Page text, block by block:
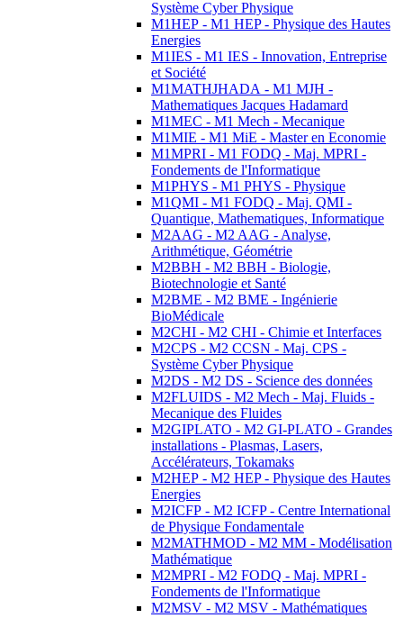
Système Cyber Physique
M1HEP - M1 HEP - Physique des Hautes
Energies
M1IES - M1 IES - Innovation, Entreprise
et Société
M1MATHJHADA - M1 MJH -
Mathematiques Jacques Hadamard
M1MEC - M1 Mech - Mecanique
M1MIE - M1 MiE - Master en Economie
M1MPRI - M1 FODQ - Maj. MPRI -
Fondements de l'Informatique
M1PHYS - M1 PHYS - Physique
M1QMI - M1 FODQ - Maj. QMI -
Quantique, Mathematiques, Informatique
M2AAG - M2 AAG - Analyse,
Arithmétique, Géométrie
M2BBH - M2 BBH - Biologie,
Biotechnologie et Santé
M2BME - M2 BME - Ingénierie
BioMédicale
M2CHI - M2 CHI - Chimie et Interfaces
M2CPS - M2 CCSN - Maj. CPS -
Système Cyber Physique
M2DS - M2 DS - Science des données
M2FLUIDS - M2 Mech - Maj. Fluids -
Mecanique des Fluides
M2GIPLATO - M2 GI-PLATO - Grandes
installations - Plasmas, Lasers,
Accélérateurs, Tokamaks
M2HEP - M2 HEP - Physique des Hautes
Energies
M2ICFP - M2 ICFP - Centre International
de Physique Fondamentale
M2MATHMOD - M2 MM - Modélisation
Mathématique
M2MPRI - M2 FODQ - Maj. MPRI -
Fondements de l'Informatique
M2MSV - M2 MSV - Mathématiques